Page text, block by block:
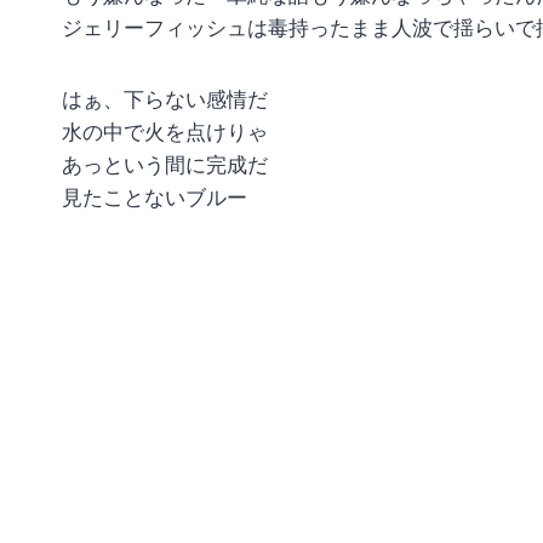
ジェリーフィッシュは毒持ったまま人波で揺らいで
はぁ、下らない感情だ
水の中で火を点けりゃ
あっという間に完成だ
見たことないブルー